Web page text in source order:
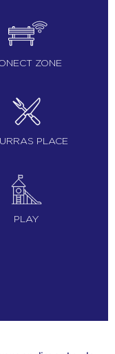
ZONE
PLACE
PLAY